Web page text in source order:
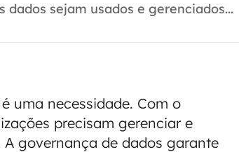
sejam usados e gerenciados...
uma necessidade. Com o
precisam gerenciar e
governança de dados garante